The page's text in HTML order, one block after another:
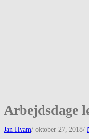
Arbejdsdage
Jan Hvam/ oktober 27, 2018/